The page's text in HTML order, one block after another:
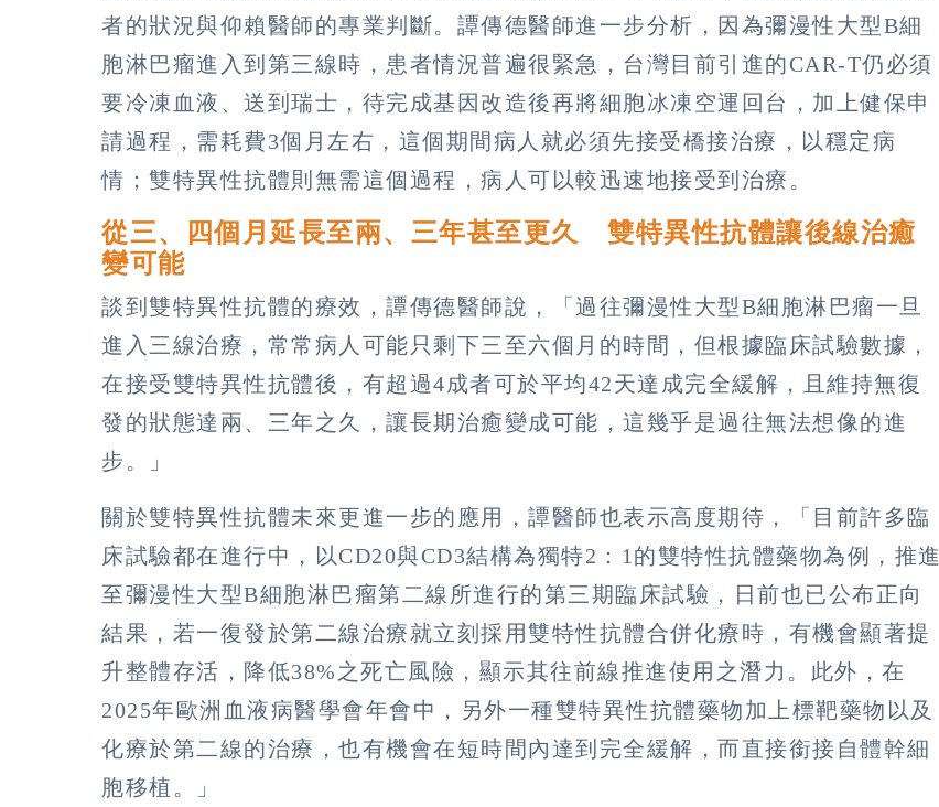
者的狀況與仰賴醫師的專業判斷。譚傳德醫師進一步分析，因為彌漫性大型B細
胞淋巴瘤進入到第三線時，患者情況普遍很緊急，台灣目前引進的CAR-T仍必須
要冷凍血液、送到瑞士，待完成基因改造後再將細胞冰凍空運回台，加上健保申
請過程，需耗費3個月左右，這個期間病人就必須先接受橋接治療，以穩定病
情；雙特異性抗體則無需這個過程，病人可以較迅速地接受到治療。
從三、四個月延長至兩、三年甚至更久 雙特異性抗體讓後線治癒
變可能
談到雙特異性抗體的療效，譚傳德醫師說，「過往彌漫性大型B細胞淋巴瘤一旦
進入三線治療，常常病人可能只剩下三至六個月的時間，但根據臨床試驗數據，
在接受雙特異性抗體後，有超過4成者可於平均42天達成完全緩解，且維持無復
發的狀態達兩、三年之久，讓長期治癒變成可能，這幾乎是過往無法想像的進
步。」
關於雙特異性抗體未來更進一步的應用，譚醫師也表示高度期待，「目前許多臨
床試驗都在進行中，以CD20與CD3結構為獨特2：1的雙特性抗體藥物為例，推進
至彌漫性大型B細胞淋巴瘤第二線所進行的第三期臨床試驗，日前也已公布正向
結果，若一復發於第二線治療就立刻採用雙特性抗體合併化療時，有機會顯著提
升整體存活，降低38%之死亡風險，顯示其往前線推進使用之潛力。此外，在
2025年歐洲血液病醫學會年會中，另外一種雙特異性抗體藥物加上標靶藥物以及
化療於第二線的治療，也有機會在短時間內達到完全緩解，而直接銜接自體幹細
胞移植。」